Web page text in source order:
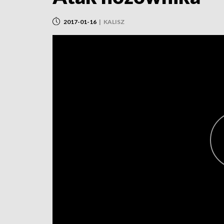
2017-01-16 | KALISZ